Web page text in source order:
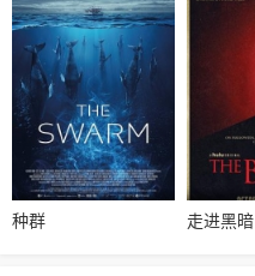
种群 走进黑暗